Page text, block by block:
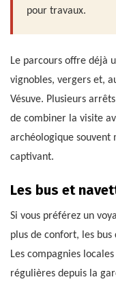
pour travaux.
Le parcours offre déjà
vignobles, vergers et,
Vésuve. Plusieurs
de combiner la visite
archéologique souvent
captivant.
Les bus et
Si vous préférez un
plus de confort, les
Les compagnies
régulières depuis la